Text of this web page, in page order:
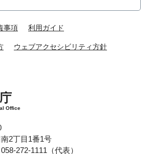
事項 利用ガイド
ウェブアクセシビリティ方針
Office
2丁目1番1号
272-1111（代表）